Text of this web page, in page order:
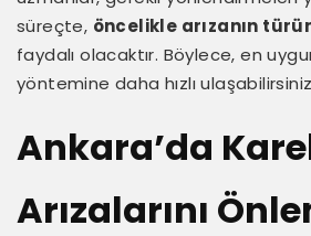
süreçte, öncelikle arızanın
faydalı olacaktır. Böylece, en
yöntemine daha hızlı
Ankara’da
Arızalarını